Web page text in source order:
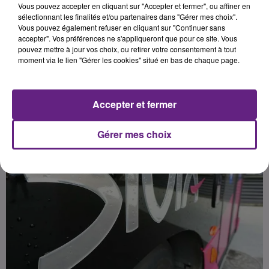
d'évoquer les agressions de plus en
plus fréquentes dont sont victimes
Vous pouvez accepter en cliquant sur "Accepter et fermer", ou affiner en
sélectionnant les finalités et/ou partenaires dans "Gérer mes choix".
Vous pouvez également refuser en cliquant sur "Continuer sans
accepter". Vos préférences ne s'appliqueront que pour ce site. Vous
pouvez mettre à jour vos choix, ou retirer votre consentement à tout
moment via le lien "Gérer les cookies" situé en bas de chaque page.
Gérer mes choix
Accepter et fermer